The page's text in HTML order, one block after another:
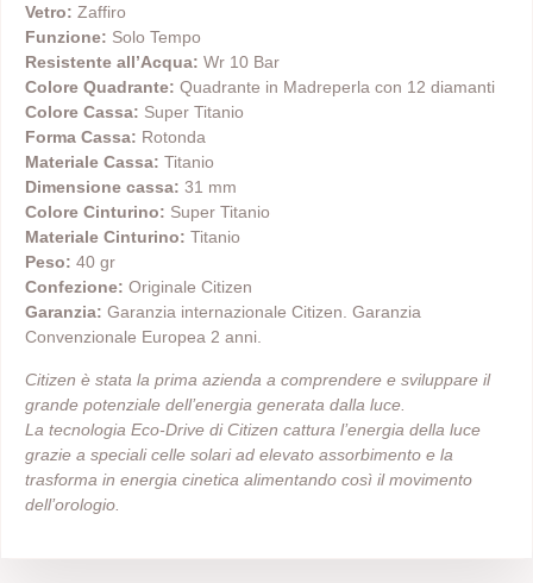
Vetro: Zaffiro
Funzione: Solo Tempo
Resistente all’Acqua: Wr 10 Bar
Colore Quadrante: Quadrante in Madreperla con 12 diamanti
Colore Cassa: Super Titanio
Forma Cassa: Rotonda
Materiale Cassa: Titanio
Dimensione cassa: 31 mm
Colore Cinturino: Super Titanio
Materiale Cinturino: Titanio
Peso: 40 gr
Confezione: Originale Citizen
Garanzia: Garanzia internazionale Citizen. Garanzia
Convenzionale Europea 2 anni.
Citizen è stata la prima azienda a comprendere e sviluppare il
grande potenziale dell’energia generata dalla luce.
La tecnologia Eco-Drive di Citizen cattura l’energia della luce
grazie a speciali celle solari ad elevato assorbimento e la
trasforma in energia cinetica alimentando così il movimento
dell’orologio.